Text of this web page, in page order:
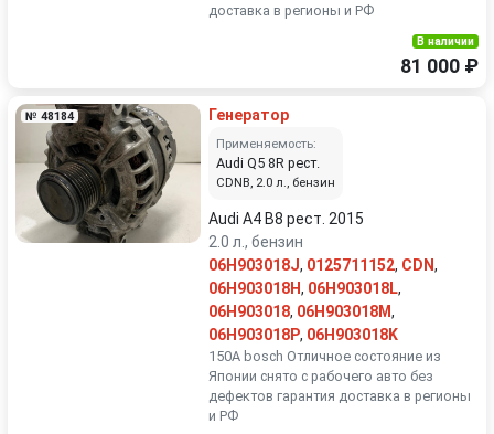
доставка в регионы и РФ
В наличии
81 000 ₽
№ 48184 Генератор
Применяемость:
Audi Q5 8R рест.
CDNB, 2.0 л., бензин
Audi A4 B8 рест. 2015
2.0 л., бензин
06H903018J, 0125711152, CDN,
06H903018H, 06H903018L,
06H903018, 06H903018M,
06H903018P, 06H903018K
150A bosch Отличное состояние из
Японии снято с рабочего авто без
дефектов гарантия доставка в регионы
и РФ